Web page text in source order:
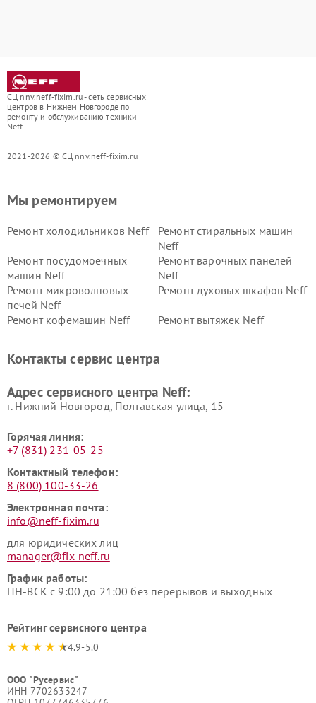
СЦ nnv.neff-fixim.ru - сеть сервисных
центров в Нижнем Новгороде по
ремонту и обслуживанию техники
Neff
2021-2026 © СЦ nnv.neff-fixim.ru
Мы ремонтируем
Ремонт холодильников Neff
Ремонт стиральных машин
Neff
Ремонт посудомоечных
машин Neff
Ремонт варочных панелей
Neff
Ремонт микроволновых
печей Neff
Ремонт духовых шкафов Neff
Ремонт кофемашин Neff Ремонт вытяжек Neff
Контакты сервис центра
Адрес сервисного центра Neff:
г. Нижний Новгород, Полтавская улица, 15
Горячая линия:
+7 (831) 231-05-25
Контактный телефон:
8 (800) 100-33-26
Электронная почта:
info@neff-fixim.ru
для юридических лиц
manager@fix-neff.ru
График работы:
ПН-ВСК с 9:00 до 21:00 без перерывов и выходных
Рейтинг сервисного центра
4.9-5.0
ООО "Русервис"
ИНН 7702633247